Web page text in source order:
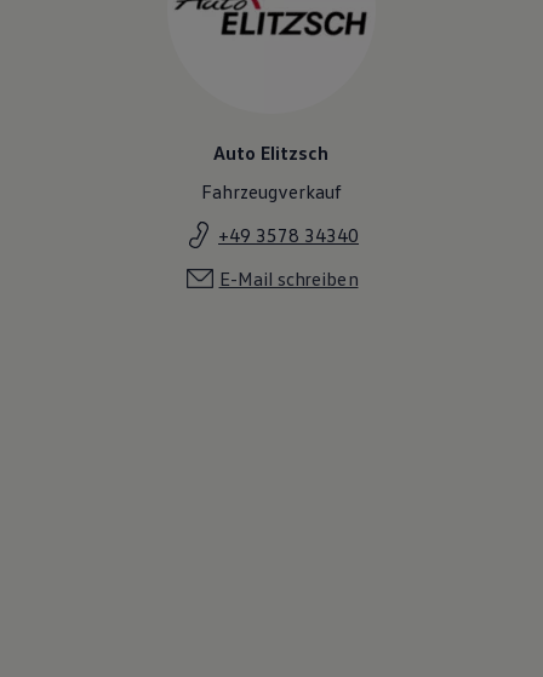
Auto Elitzsch
Fahrzeugverkauf
+49 3578 34340
E-Mail schreiben